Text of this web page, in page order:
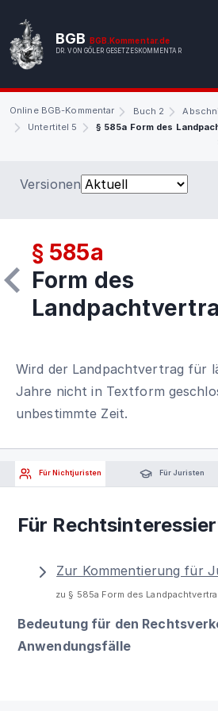
BGB BGB.Kommentar.de
DR. VON GÖLER GESETZESKOMMENTAR
Online BGB-Kommentar Buch 2
Untertitel 5
§ 585a Form des
Versionen
§ 585a
Form des
Wird der Landpachtvertrag für
Jahre nicht in Textform
unbestimmte Zeit.
Für Nichtjuristen Für Juristen
Für
Zur Kommentierung für
zu § 585a Form des
Bedeutung für den
Anwendungsfälle